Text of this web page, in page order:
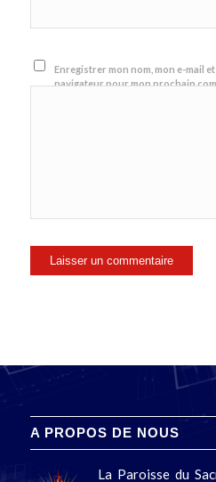
Enregistrer mon nom, mon e-mail
navigateur pour mon prochain
A PROPOS DE NOUS
La Paroisse du